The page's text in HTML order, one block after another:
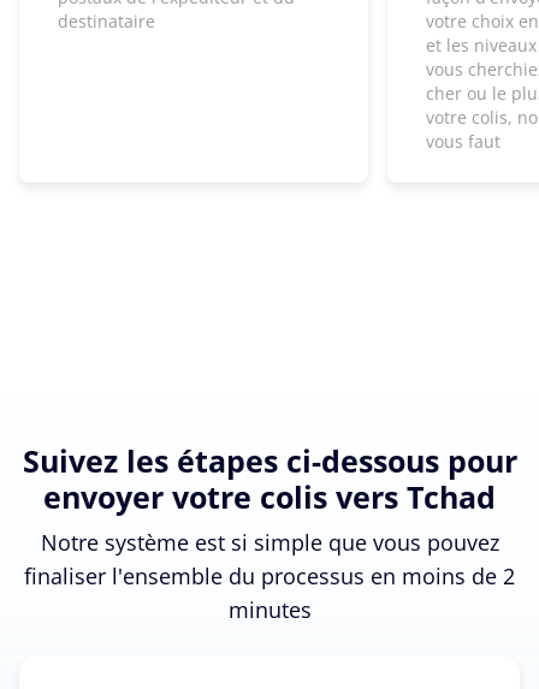
destinataire
votre choix
et les
vous
cher ou le
votre colis,
vous faut
Suivez les étapes ci-dessous pour
envoyer votre colis vers Tchad
Notre système est si simple que vous pouvez
finaliser l'ensemble du processus en moins de 2
minutes